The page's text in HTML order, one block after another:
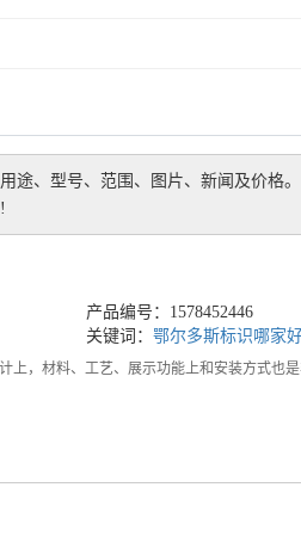
用途、型号、范围、图片、新闻及价格
产品编号：1578452446
关键词： 鄂尔多斯标识哪家
，材料、工艺、展示功能上和安装方式也